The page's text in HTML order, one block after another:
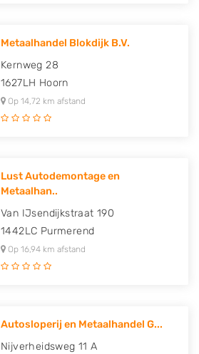
Metaalhandel Blokdijk B.V.
Kernweg 28
1627LH Hoorn
Op 14,72 km afstand
Lust Autodemontage en
Metaalhan..
Van IJsendijkstraat 190
1442LC Purmerend
Op 16,94 km afstand
Autosloperij en Metaalhandel G...
Nijverheidsweg 11 A